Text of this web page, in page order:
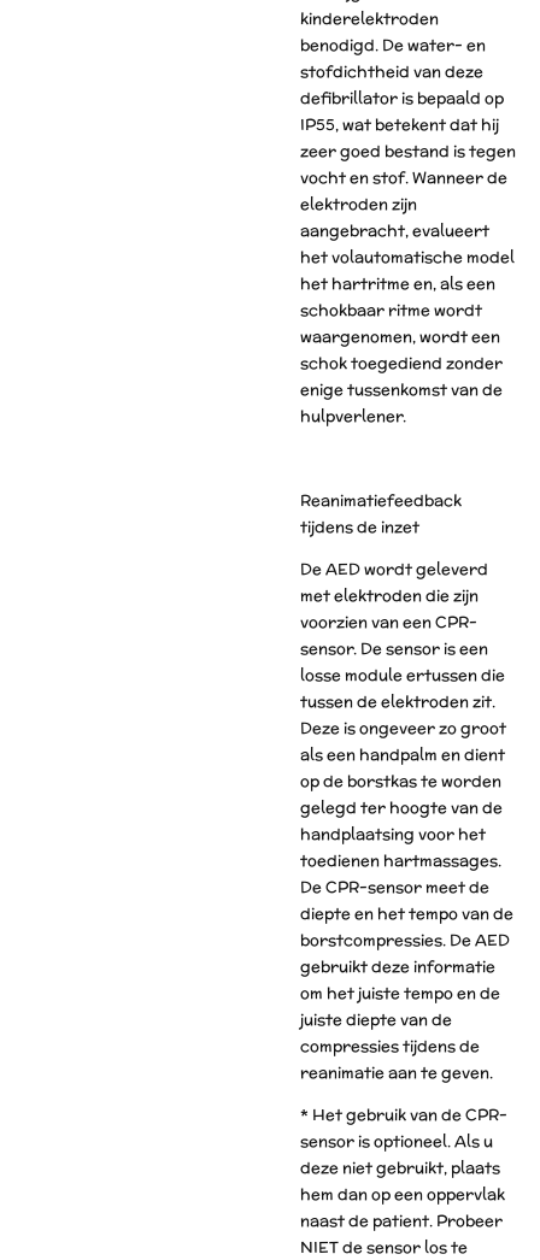
kinderelektroden
benodigd. De water- en
stofdichtheid van deze
defibrillator is bepaald op
IP55, wat betekent dat hij
zeer goed bestand is tegen
vocht en stof. Wanneer de
elektroden zijn
aangebracht, evalueert
het volautomatische model
het hartritme en, als een
schokbaar ritme wordt
waargenomen, wordt een
schok toegediend zonder
enige tussenkomst van de
hulpverlener.
Reanimatiefeedback
tijdens de inzet
De AED wordt geleverd
met elektroden die zijn
voorzien van een CPR-
sensor. De sensor is een
losse module ertussen die
tussen de elektroden zit.
Deze is ongeveer zo groot
als een handpalm en dient
op de borstkas te worden
gelegd ter hoogte van de
handplaatsing voor het
toedienen hartmassages.
De CPR-sensor meet de
diepte en het tempo van de
borstcompressies. De AED
gebruikt deze informatie
om het juiste tempo en de
juiste diepte van de
compressies tijdens de
reanimatie aan te geven.
* Het gebruik van de CPR-
sensor is optioneel. Als u
deze niet gebruikt, plaats
hem dan op een oppervlak
naast de patient. Probeer
NIET de sensor los te